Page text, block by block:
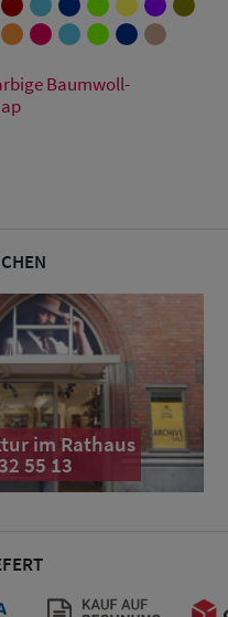
Einheitsgröße
Baumwoll-
im Rathaus
55 13